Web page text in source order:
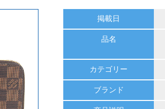
掲載日
品名
カテゴリー
ブランド